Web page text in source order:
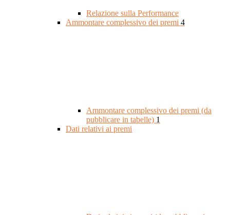
Relazione sulla Performance
Ammontare complessivo dei premi 4
Ammontare complessivo dei premi (da
pubblicare in tabelle) 1
Dati relativi ai premi